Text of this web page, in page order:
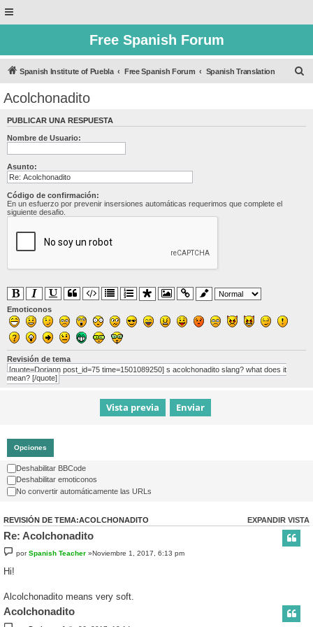
Free Spanish Forum
Spanish Institute of Puebla Free Spanish Forum Spanish Translation
Acolchonadito
PUBLICAR UNA RESPUESTA
Nombre de Usuario:
Asunto:
Código de confirmación:
En un esfuerzo por prevenir insersiones automáticas requerimos que complete el
siguiente desafio.
Emoticonos
Revisión de tema
[quote=Doriann post_id=75 time=1501089250] s acolchonadito slang? what does it
mean? [/quote]
Opciones
Deshabilitar BBCode
Deshabilitar emoticonos
No convertir automáticamente las URLs
EXPANDIR VISTA
REVISIÓN DE TEMA:ACOLCHONADITO
Re: Acolchonadito
porSpanish Teacher »Noviembre 1, 2017, 6:13 pm
Hi!
Alcolchonadito means very soft.
Acolchonadito